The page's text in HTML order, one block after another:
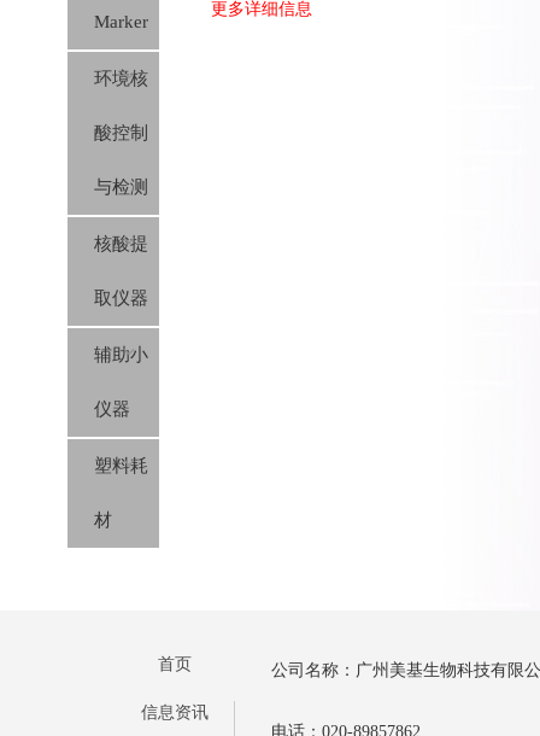
Marker
环境核
酸控制
与检测
核酸提
取仪器
辅助小
仪器
塑料耗
材
更多详细信息
首页
信息资讯
公司名称：广州美基生物科技有限
电话：020-89857862